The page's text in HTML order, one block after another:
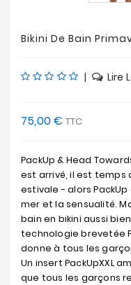
Bikini De Bain
| Lire
75,00 € TTC
PackUp & Head
est arrivé, il est temps
estivale - alors
mer et la sensualité.
bain en bikini aussi
technologie brevetée
donne à tous les
Un insert PackUpXXL
que tous les garçons